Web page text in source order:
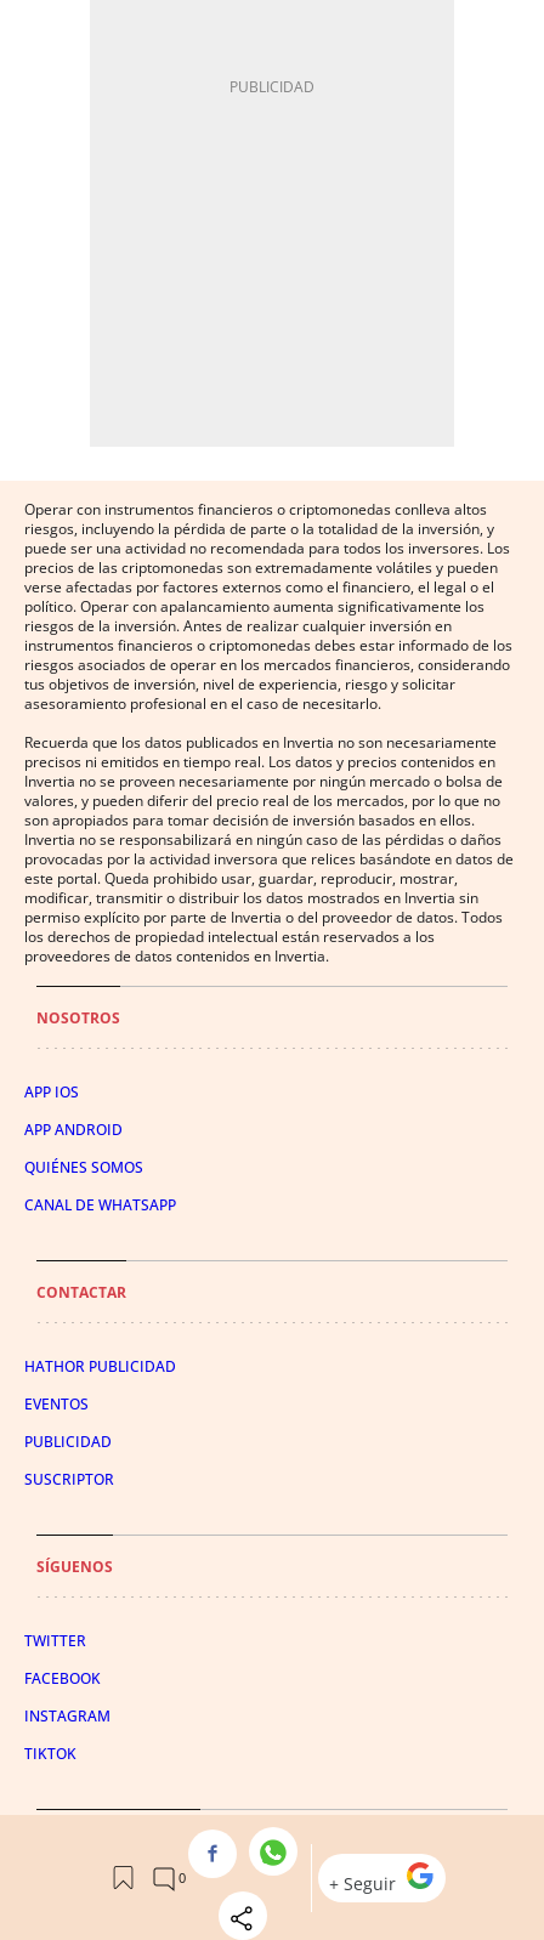
Operar con instrumentos financieros o criptomonedas conlleva altos
riesgos, incluyendo la pérdida de parte o la totalidad de la inversión, y
puede ser una actividad no recomendada para todos los inversores. Los
precios de las criptomonedas son extremadamente volátiles y pueden
verse afectadas por factores externos como el financiero, el legal o el
político. Operar con apalancamiento aumenta significativamente los
riesgos de la inversión. Antes de realizar cualquier inversión en
instrumentos financieros o criptomonedas debes estar informado de los
riesgos asociados de operar en los mercados financieros, considerando
tus objetivos de inversión, nivel de experiencia, riesgo y solicitar
asesoramiento profesional en el caso de necesitarlo.
Recuerda que los datos publicados en Invertia no son necesariamente
precisos ni emitidos en tiempo real. Los datos y precios contenidos en
Invertia no se proveen necesariamente por ningún mercado o bolsa de
valores, y pueden diferir del precio real de los mercados, por lo que no
son apropiados para tomar decisión de inversión basados en ellos.
Invertia no se responsabilizará en ningún caso de las pérdidas o daños
provocadas por la actividad inversora que relices basándote en datos de
este portal. Queda prohibido usar, guardar, reproducir, mostrar,
modificar, transmitir o distribuir los datos mostrados en Invertia sin
permiso explícito por parte de Invertia o del proveedor de datos. Todos
los derechos de propiedad intelectual están reservados a los
proveedores de datos contenidos en Invertia.
NOSOTROS
APP IOS
APP ANDROID
QUIÉNES SOMOS
CANAL DE WHATSAPP
CONTACTAR
HATHOR PUBLICIDAD
EVENTOS
PUBLICIDAD
SUSCRIPTOR
SÍGUENOS
TWITTER
FACEBOOK
INSTAGRAM
TIKTOK
CONDICIONES DE USO